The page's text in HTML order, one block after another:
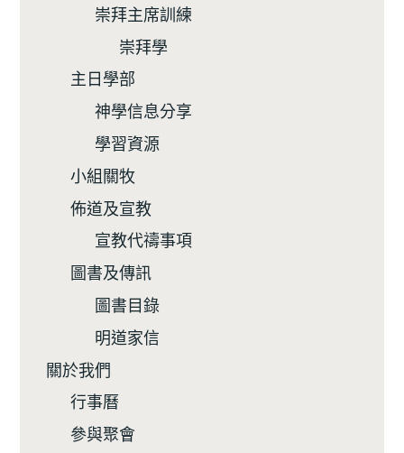
崇拜主席訓練
崇拜學
主日學部
神學信息分享
學習資源
小組關牧
佈道及宣教
宣教代禱事項
圖書及傳訊
圖書目錄
明道家信
關於我們
行事曆
參與聚會